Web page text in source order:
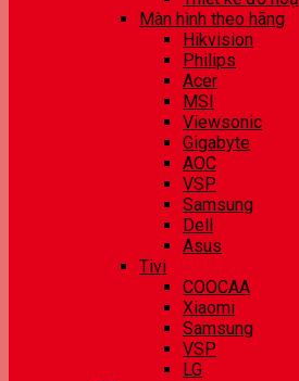
Màn hình theo hãng
Hikvision
Philips
Acer
MSI
Viewsonic
Gigabyte
AOC
VSP
Samsung
Dell
Asus
Tivi
COOCAA
Xiaomi
Samsung
VSP
LG